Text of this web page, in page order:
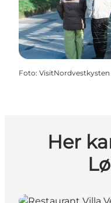
Foto: VisitNordvestkysten
Her